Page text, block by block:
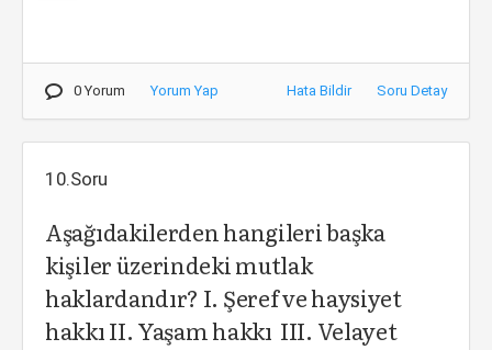
0 Yorum Yorum Yap Hata Bildir Soru Detay
10.Soru
Aşağıdakilerden hangileri başka
kişiler üzerindeki mutlak
haklardandır? I. Şeref ve haysiyet
hakkı II. Yaşam hakkı III. Velayet